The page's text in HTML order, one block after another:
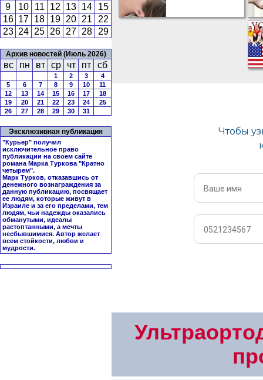
9
10 11 12 13 14
15
16 17 18 19 20 21
22
23 24 25 26 27 28 29
Архив новостей (Июль 2026)
вс пн вт ср чт пт сб
1 2 3
4
5
6 7 8 9 10
11
12
13 14 15 16 17
18
19
20 21 22 23 24
25
26
27 28 29 30 31
Эксклюзивная публикация
"Курьер" получил
исключительное право
публикации на своем сайте
романа Марка Туркова "Кратно
четырем".
Марк Турков, отказавшись от
денежного вознаграждения за
данную публикацию, посвящает
ее людям, которые живут в
Израиле и за его пределами, тем
людям, чьи надежды оказались
обманутыми, идеалы
растоптанными, а мечты
несбывшимися. Автор желает
всем стойкости, любви и
мудрости.